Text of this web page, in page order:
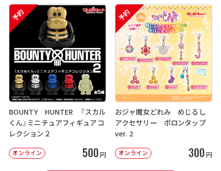
予約
BOUNTY HUNTER 『スカル
くん』ミニチュアフィギュアコ
レクション２
オンライン 500 円
予約
おジャ魔女どれみ めじるし
アクセサリー ポロンタップ
ver. 2
オンライン 300 円